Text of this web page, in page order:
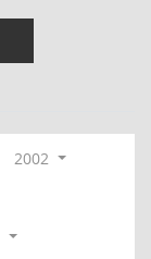
2002